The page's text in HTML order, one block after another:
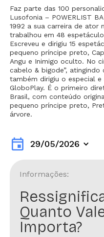
Faz parte das 100
Lusofonia – POWERLIST
1992 a sua carreira de ator
trabalhou em 48
Escreveu e dirigiu 15
pequeno príncipe preto,
Angu e Inimigo oculto. No
cabelo & bigode”,
também dirigiu o especial e
GloboPlay. É o primeiro
Brasil, com conteúdo
pequeno príncipe preto,
árvore.
event 29/05/2026
Informações:
Quanto
Importa?